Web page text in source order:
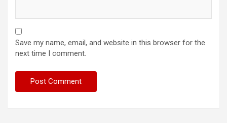
Save my name, email, and website in this browser for the
next time I comment.